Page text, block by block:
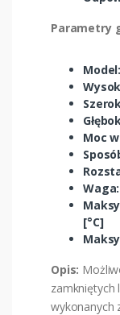
Parametry
Moc
[°C]
Opis:
zamkniętych
wykonanych